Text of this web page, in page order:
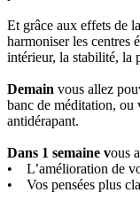
Et grâce aux effets de
harmoniser les centres
intérieur, la stabilité, la
Demain vous allez
banc de méditation, ou
antidérapant.
Dans 1 semaine vous
• L’amélioration de
• Vos pensées plus